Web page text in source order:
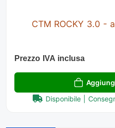
CTM ROCKY 3.0 -
Prezzo IVA inclusa
Disponibile |